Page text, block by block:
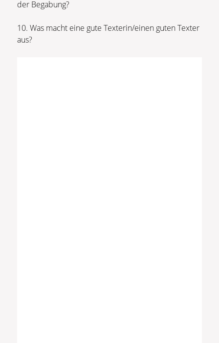
der Begabung?
10. Was macht eine gute Texterin/einen guten Texter
aus?